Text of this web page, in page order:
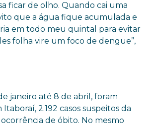
ficar de olho. Quando cai uma
que a água fique acumulada e
em todo meu quintal para evitar
folha vire um foco de dengue”,
janeiro até 8 de abril, foram
2.192 casos suspeitos da
de óbito. No mesmo